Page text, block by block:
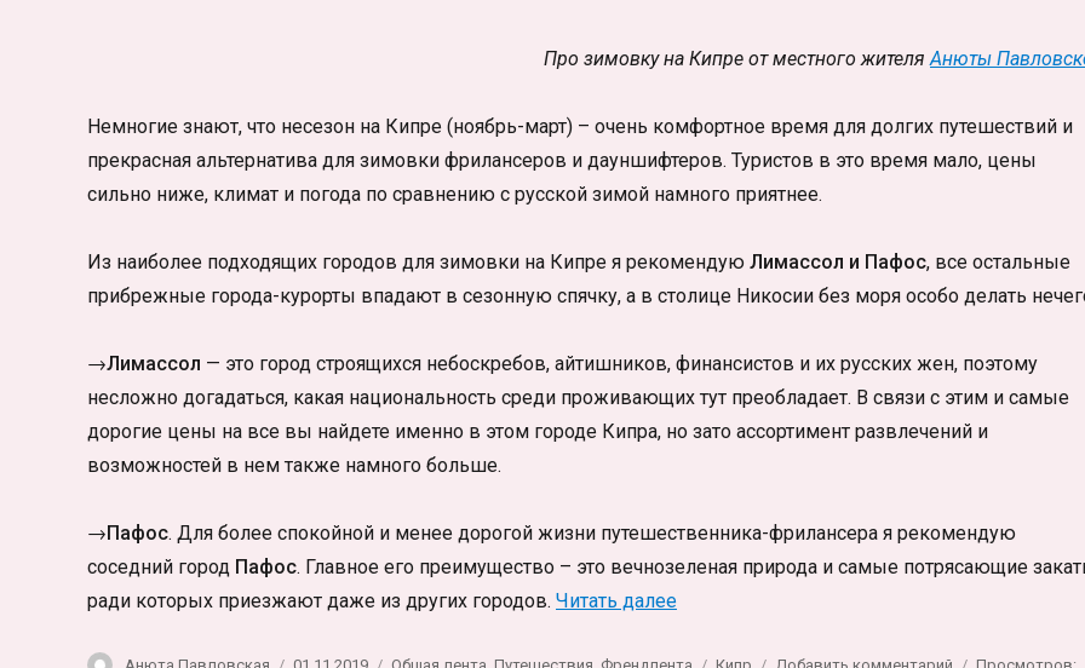
Про зимовку на Кипре от местного жителяАнюты
Немногие знают, что несезон на Кипре (ноябрь-март) – очень комфортное время для долгих путешествий и
прекрасная альтернатива для зимовки фрилансеров и дауншифтеров. Туристов в это время мало, цены
сильно ниже, климат и погода по сравнению с русской зимой намного приятнее.
Из наиболее подходящих городов для зимовки на Кипре я рекомендую Лимассол и Пафос, все остальные
прибрежные города-курорты впадают в сезонную спячку, а в столице Никосии без моря особо делать
→Лимассол — это город строящихся небоскребов, айтишников, финансистов и их русских жен, поэтому
несложно догадаться, какая национальность среди проживающих тут преобладает. В связи с этим и самые
дорогие цены на все вы найдете именно в этом городе Кипра, но зато ассортимент развлечений и
возможностей в нем также намного больше.
→Пафос. Для более спокойной и менее дорогой жизни путешественника-фрилансера я рекомендую
соседний город Пафос. Главное его преимущество – это вечнозеленая природа и самые потрясающие
ради которых приезжают даже из других городов. Читать далее«Зимовка на Кипре»
Автор ОпубликованоРубрики Метки